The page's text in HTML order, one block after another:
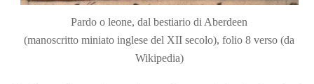
Pardo o leone, dal bestiario di Aberdeen
(manoscritto miniato inglese del XII secolo), folio 8 verso (da
Wikipedia)